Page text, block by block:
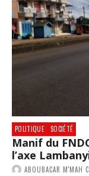
POLITIQUE SOCIÉTÉ
Manif du
l’axe
ABOUBACAR M'MAH